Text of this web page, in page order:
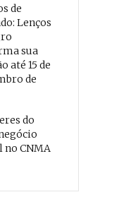
de
Lenços
sua
até 15 de
de
do
no CNMA